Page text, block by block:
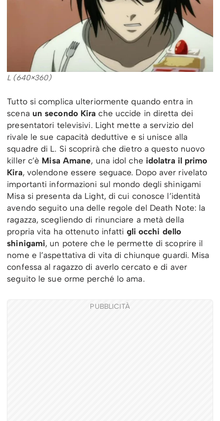
L (640×360)
Tutto si complica ulteriormente quando entra in
scena un secondo Kira che uccide in diretta dei
presentatori televisivi. Light mette a servizio del
rivale le sue capacità deduttive e si unisce alla
squadre di L. Si scoprirà che dietro a questo nuovo
killer c’è Misa Amane, una idol che idolatra il primo
Kira, volendone essere seguace. Dopo aver rivelato
importanti informazioni sul mondo degli shinigami
Misa si presenta da Light, di cui conosce l’identità
avendo seguito una delle regole del Death Note: la
ragazza, scegliendo di rinunciare a metà della
propria vita ha ottenuto infatti gli occhi dello
shinigami, un potere che le permette di scoprire il
nome e l’aspettativa di vita di chiunque guardi. Misa
confessa al ragazzo di averlo cercato e di aver
seguito le sue orme perché lo ama.
PUBBLICITÀ